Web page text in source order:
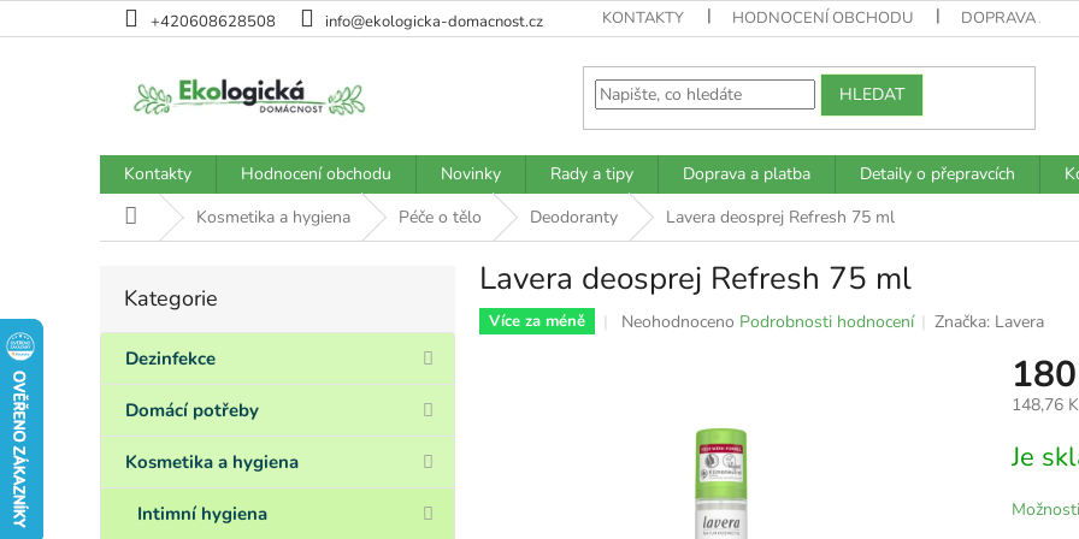
na
+420608628508 info@ekologicka-domacnost.cz KONTAKTY HODNOCENÍ OBCHODU DOPRAVA A
HLEDAT
Kontakty Hodnocení obchodu Novinky Rady a tipy Doprava a platba Detaily o přepravcích
Domů Kosmetika a hygiena Péče o tělo Deodoranty Lavera deosprej Refresh 75 ml
s
r
n
í
Přeskočit
Kategorie
Dezinfekce
Domácí potřeby
Kosmetika a hygiena
Intimní hygiena
Lavera deosprej Refresh 75 ml
Více za méně
Průměrné
Neohodnoceno Podrobnosti hodnocení Značka: Lavera
148,76
cena:
Je